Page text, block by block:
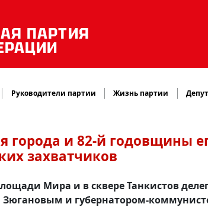
ПАРТИЯ
Руководители партии Жизнь партии
города и 82-й годовщины
захватчиков
Мира и в сквере Танкистов
Зюгановым и губернатором-